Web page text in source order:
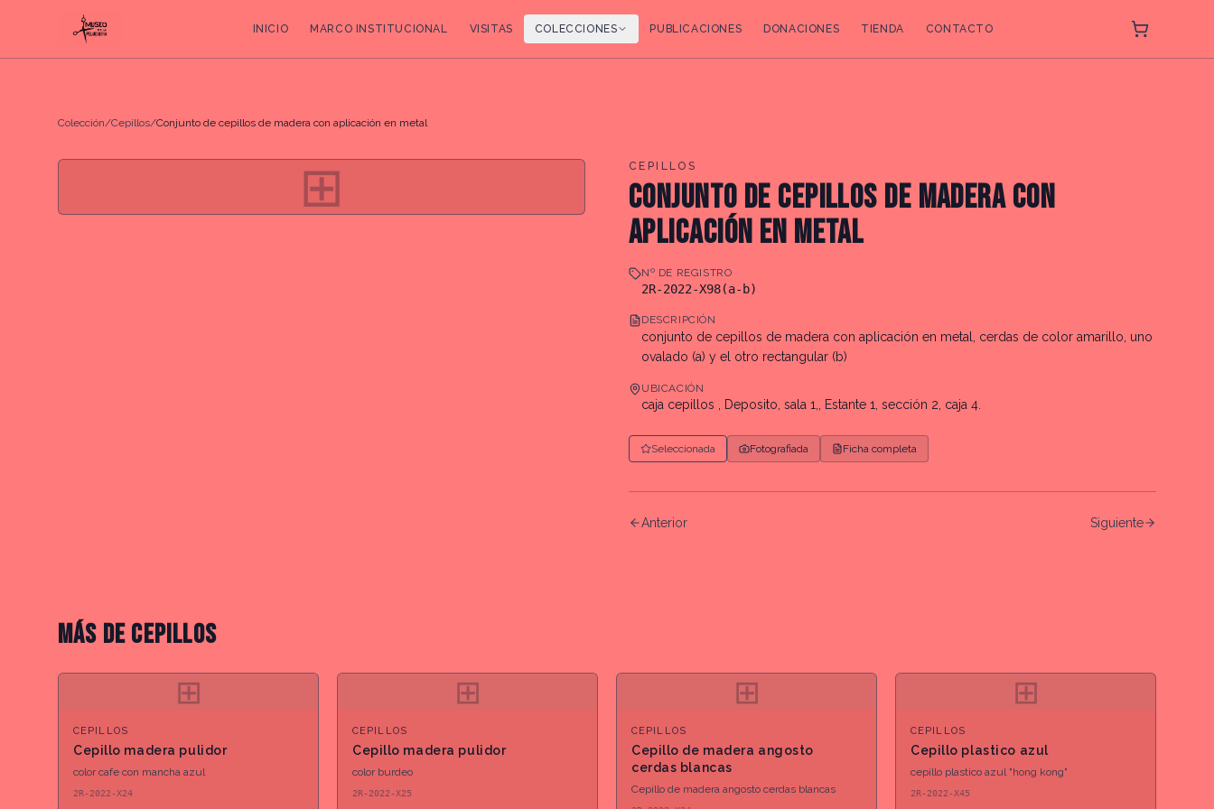
INICIO MARCO INSTITUCIONAL VISITAS COLECCIONES PUBLICACIONES DONACIONES TIENDA CONTACTO
Colección/Cepillos/Conjunto de cepillos de madera con aplicación en metal
⊞ CEPILLOS
CONJUNTO DE CEPILLOS DE MADERA CON
APLICACIÓN EN METAL
Nº DE REGISTRO
2R-2022-X98(a-b)
DESCRIPCIÓN
conjunto de cepillos de madera con aplicación en metal, cerdas de color amarillo, uno
ovalado (a) y el otro rectangular (b)
UBICACIÓN
caja cepillos , Deposito, sala 1,, Estante 1, sección 2, caja 4.
Seleccionada Fotografiada Ficha completa
Anterior Siguiente
MÁS DECEPILLOS
⊞
CEPILLOS
Cepillo madera pulidor
color cafe con mancha azul
2R-2022-X24
⊞
CEPILLOS
Cepillo madera pulidor
color burdeo
2R-2022-X25
⊞
CEPILLOS
Cepillo de madera angosto
cerdas blancas
Cepillo de madera angosto cerdas blancas
⊞
CEPILLOS
Cepillo plastico azul
cepillo plastico azul "hong kong"
2R-2022-X45